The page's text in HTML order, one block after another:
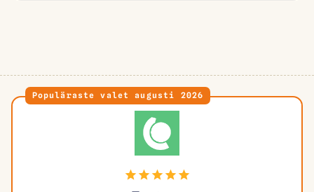
Populäraste valet augusti 2026